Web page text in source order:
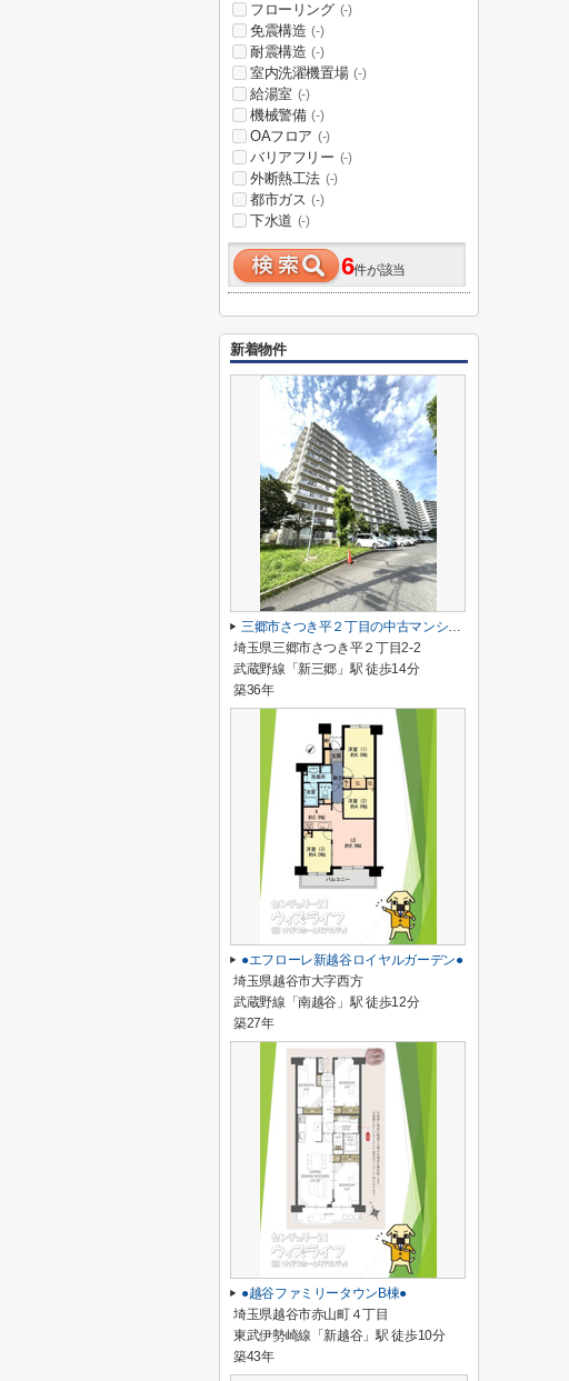
フローリング (-)
免震構造 (-)
耐震構造 (-)
室内洗濯機置場 (-)
給湯室 (-)
機械警備 (-)
OAフロア (-)
バリアフリー (-)
外断熱工法 (-)
都市ガス (-)
下水道 (-)
6件が該当
新着物件
三郷市さつき平２丁目の中古マンション
埼玉県三郷市さつき平２丁目2-2
武蔵野線「新三郷」駅 徒歩14分
築36年
●エフローレ新越谷ロイヤルガーデン●
埼玉県越谷市大字西方
武蔵野線「南越谷」駅 徒歩12分
築27年
●越谷ファミリータウンB棟●
埼玉県越谷市赤山町４丁目
東武伊勢崎線「新越谷」駅 徒歩10分
築43年